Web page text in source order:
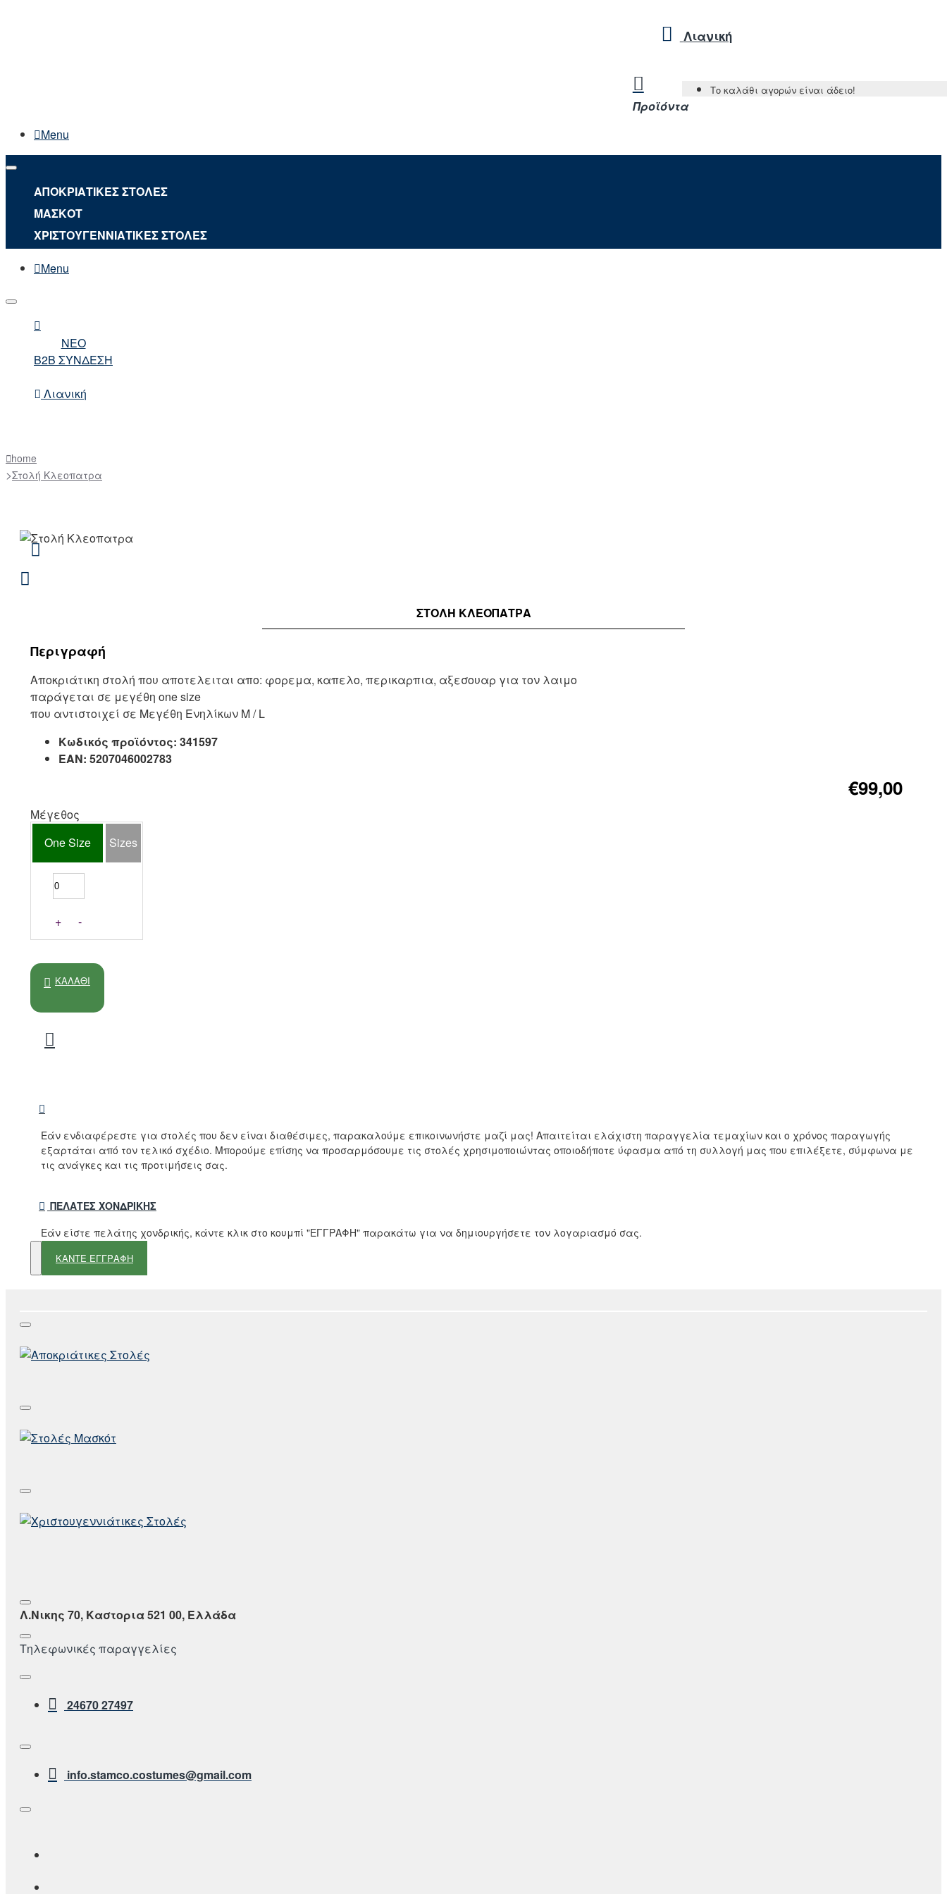
Λιανική
Προϊόντα
Το καλάθι αγορών είναι άδειο!
Menu
ΑΠΟΚΡΙΑΤΙΚΕΣ ΣΤΟΛΕΣ
ΜΑΣΚΟΤ
ΧΡΙΣΤΟΥΓΕΝΝΙΑΤΙΚΕΣ ΣΤΟΛΕΣ
Menu
NEO
B2B ΣΥΝΔΕΣΗ
Λιανική
home
Στολή Κλεοπατρα
ΣΤΟΛΉ ΚΛΕΟΠΑΤΡΑ
Περιγραφή
Αποκριάτικη στολή που αποτελειται απο: φορεμα, καπελο, περικαρπια, αξεσουαρ για τον λαιμο
παράγεται σε μεγέθη one size
που αντιστοιχεί σε Μεγέθη Ενηλίκων M / L
Κωδικός προϊόντος: 341597
EAN: 5207046002783
€99,00
Μέγεθος
One Size
Sizes
+ -
ΚΑΛΆΘΙ
Εάν ενδιαφέρεστε για στολές που δεν είναι διαθέσιμες, παρακαλούμε επικοινωνήστε μαζί μας! Απαιτείται ελάχιστη παραγγελία τεμαχίων και ο χρόνος παραγωγής
εξαρτάται από τον τελικό σχέδιο. Μπορούμε επίσης να προσαρμόσουμε τις στολές χρησιμοποιώντας οποιοδήποτε ύφασμα από τη συλλογή μας που επιλέξετε, σύμφωνα με
τις ανάγκες και τις προτιμήσεις σας.
ΠΕΛΆΤΕΣ ΧΟΝΔΡΙΚΉΣ
Εάν είστε πελάτης χονδρικής, κάντε κλικ στο κουμπί "ΕΓΓΡΑΦΗ" παρακάτω για να δημιουργήσετε τον λογαριασμό σας.
ΚΑΝΤΕ ΕΓΓΡΑΦΗ
Λ.Νικης 70, Καστορια 521 00, Ελλάδα
Τηλεφωνικές παραγγελίες
24670 27497
info.stamco.costumes@gmail.com